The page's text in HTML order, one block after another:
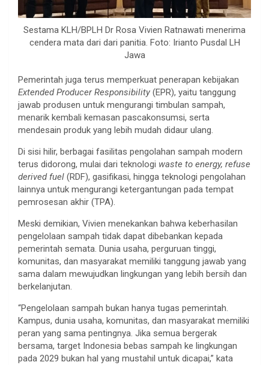
Sestama KLH/BPLH Dr Rosa Vivien Ratnawati menerima
cendera mata dari dari panitia. Foto: Irianto Pusdal LH
Jawa
Pemerintah juga terus memperkuat penerapan kebijakan
Extended Producer Responsibility (EPR), yaitu tanggung
jawab produsen untuk mengurangi timbulan sampah,
menarik kembali kemasan pascakonsumsi, serta
mendesain produk yang lebih mudah didaur ulang.
Di sisi hilir, berbagai fasilitas pengolahan sampah modern
terus didorong, mulai dari teknologi waste to energy, refuse
derived fuel (RDF), gasifikasi, hingga teknologi pengolahan
lainnya untuk mengurangi ketergantungan pada tempat
pemrosesan akhir (TPA).
Meski demikian, Vivien menekankan bahwa keberhasilan
pengelolaan sampah tidak dapat dibebankan kepada
pemerintah semata. Dunia usaha, perguruan tinggi,
komunitas, dan masyarakat memiliki tanggung jawab yang
sama dalam mewujudkan lingkungan yang lebih bersih dan
berkelanjutan.
“Pengelolaan sampah bukan hanya tugas pemerintah.
Kampus, dunia usaha, komunitas, dan masyarakat memiliki
peran yang sama pentingnya. Jika semua bergerak
bersama, target Indonesia bebas sampah ke lingkungan
pada 2029 bukan hal yang mustahil untuk dicapai,” kata